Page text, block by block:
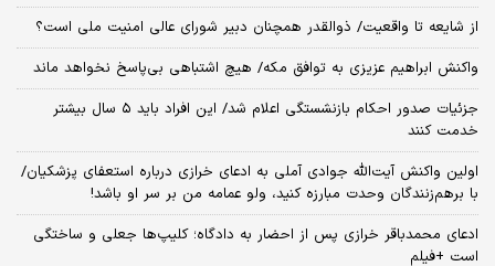
از شایعه تا واقعیت/ ذوالقدر همچنان دبیر شورای ‌عالی امنیت ملی است؟
واکنش ابراهیم عزیزی به توافق مکه/ هیچ اشتباهی بی‌پاسخ نخواهد ماند
جزئیات صدور احکام بازنشستگی اعلام شد/ این افراد باید ۵ سال بیشتر
خدمت کنند
اولین واکنش آیت‌الله جوادی آملی به ادعای خرازی درباره استعفای پزشکیان/
با برهم‌زنندگان وحدت مبارزه کنید، ولو عمامه من بر سر او باشد!
ادعای محمدباقر خرازی پس از احضار به دادگاه؛ کلیپ‌ها جعلی و ساختگی
است +فیلم